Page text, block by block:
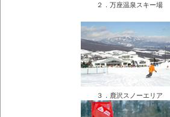
２．万座温泉スキー場
３．鹿沢スノーエリア